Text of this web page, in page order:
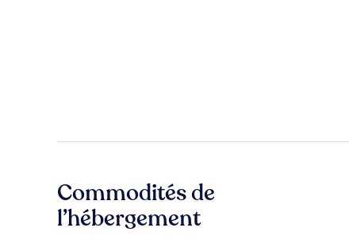
Commodités de
l’hébergement